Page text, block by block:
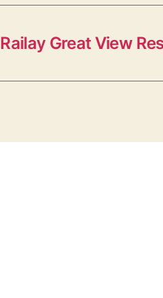
Railay Great View